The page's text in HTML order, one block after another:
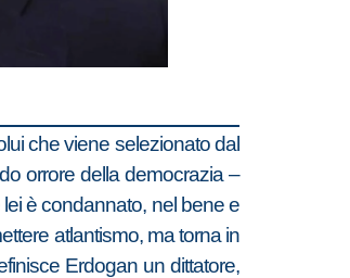
che viene selezionato dal
orrore della democrazia –
è condannato, nel bene e
atlantismo, ma torna in
Erdogan un dittatore,